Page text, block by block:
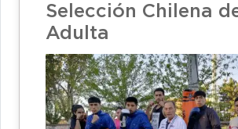
Selección Chilena
Adulta